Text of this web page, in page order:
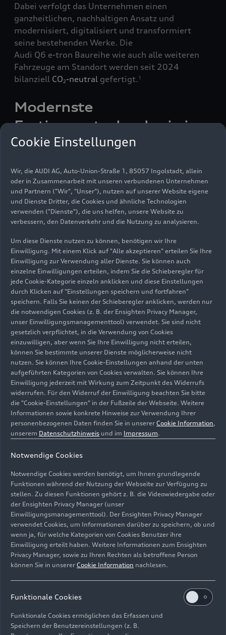
Dabei verfolgt das Unternehmen einen
ganzheitlichen, nachhaltigen Ansatz und
modernisiert, digitalisiert und transformiert
seine bestehenden Werke. Die
Audi Q6 e-tron Baureihe wie auch alle weiteren
Fahrzeuge am Standort werden seit 2024
bilanziell CO2-neutral gefertigt.1
Modernste
Fertigungstechnologie in
neuer Batteriemontage
Ein Beispiel, wie Audi die Produktion
modernisiert und in bestehenden Strukturen
erweitert, ist die Batteriemontage für die Modelle
auf Basis der PPE. Auf einer Fläche von rund
30.000 Quadratmetern montieren etwa 300
Automatisierungsrate von annähernd 90 Prozent
täglich bis zu 1.000 Hochvoltbatterien. „Wir
erhöhen damit nicht nur die Fertigungstiefe,
sondern holen auch weitere Kompetenzen und
Technologien direkt an den Standort“, sagt
Produktionsvorstand Walker. Die Anlage in einer
eigens für die Batteriemontage vorbereiteten
Halle im Güterverkehrszentrum (GVZ) in
Ingolstadt wird ausschließlich mit Ökostrom
betrieben. Zudem erreicht Audi so eine noch
höhere Flexibilität und Effizienz in der Fertigung,
ohne für Neubauten weitere Flächen versiegeln zu
müssen.
E-Motoren für PPE aus
weltweit größtem
Antriebswerk in Győr
DieE-Maschinenfür die neue
Technologieplattform Premium Platform Electric
(PPE) bezieht Ingolstadt aus dem größten
Motorenwerk der Welt im ungarischen Győr. Auf
drei Linien fertigt Audi Hungaria E-Motoren für
die PPE, die das Transportunternehmen DB Cargo
CO2-neutral nach Ingolstadt liefert. Am Standort
Győr fertigt Audi bereits seit 2020 bilanziell CO
neutral. „Nachhaltig in bestehenden Werken zu
fertigen, ist Kern unserer Produktionsstrategie
Element auf dem Weg zu einem zukunftsfähigen
Produktionsnetzwerk“, sagt Walker.
Cookie Einstellungen
Wir, die AUDI AG, Auto-Union-Straße 1, 85057 Ingolstadt, allein
oder in Zusammenarbeit mit unseren verbundenen Unternehmen
und Partnern ("Wir", "Unser"), nutzen auf unserer Website eigene
und Dienste Dritter, die Cookies und ähnliche Technologien
verwenden ("Dienste"), die uns helfen, unsere Website zu
verbessern, den Datenverkehr und die Nutzung zu analysieren.
Um diese Dienste nutzen zu können, benötigen wir Ihre
Einwilligung. Mit einem Klick auf "Alle akzeptieren" erteilen Sie Ihre
Einwilligung zur Verwendung aller Dienste. Sie können auch
einzelne Einwilligungen erteilen, indem Sie die Schieberegler für
jede Cookie-Kategorie einzeln anklicken und diese Einstellungen
durch Klicken auf "Einstellungen speichern und fortfahren"
speichern. Falls Sie keinen der Schieberegler anklicken, werden nur
die notwendigen Cookies (z. B. der Ensighten Privacy Manager,
unser Einwilligungsmanagementtool) verwendet. Sie sind nicht
gesetzlich verpflichtet, in die Verwendung von Cookies
einzuwilligen, aber wenn Sie Ihre Einwilligung nicht erteilen,
können Sie bestimmte unserer Dienste möglicherweise nicht
nutzen. Sie können Ihre Cookie-Einstellungen anhand der unten
aufgeführten Kategorien von Cookies verwalten. Sie können Ihre
Einwilligung jederzeit mit Wirkung zum Zeitpunkt des Widerrufs
widerrufen. Für den Widerruf der Einwilligung beachten Sie bitte
die "Cookie-Einstellungen" in der Fußzeile der Webseite. Weitere
Informationen sowie konkrete Hinweise zur Verwendung Ihrer
personenbezogenen Daten finden Sie in unserer Cookie Information,
unserem Datenschutzhinweis und im Impressum.
Notwendige Cookies
Notwendige Cookies werden benötigt, um Ihnen grundlegende
Funktionen während der Nutzung der Webseite zur Verfügung zu
stellen. Zu diesen Funktionen gehört z. B. die Videowiedergabe oder
der Ensighten Privacy Manager (unser
Einwilligungsmanagementtool). Der Ensighten Privacy Manager
verwendet Cookies, um Informationen darüber zu speichern, ob und
wenn ja, für welche Kategorien von Cookies Benutzer ihre
Einwilligung erteilt haben. Weitere Informationen zum Ensighten
Privacy Manager, sowie zu Ihren Rechten als betroffene Person
können Sie in unserer Cookie Information nachlesen.
Funktionale Cookies
Funktionale Cookies ermöglichen das Erfassen und
Speichern der Benutzereinstellungen (z. B.